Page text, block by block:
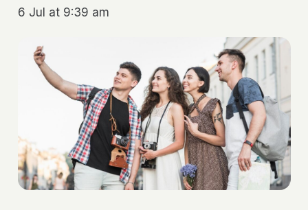
6 Jul at 9:39 am